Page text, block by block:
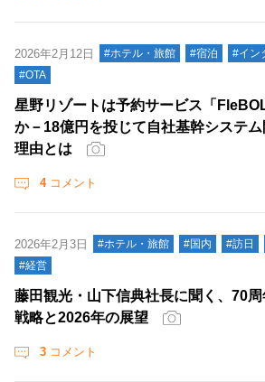
2026年2月12日 #ホテル・旅館 #宿泊 #イン
#OTA
星野リゾートは予約サービス「
か－18億円を投じて自社基幹システ
理由とは
4コメント
2026年2月3日 #ホテル・旅館 #国内 #訪日
#経営
藤田観光・山下信典社長に聞く、70
戦略と2026年の展望
3 コメント